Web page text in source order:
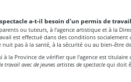
a-t-il besoin d'un permis de
ou tuteurs, à l’agence artistique et à la
est effectué dans des conditions socialement
pas à la santé, à la sécurité ou au bien-être
à la Province de vérifier que l’agence est titulaire
travail avec de jeunes artistes de spectacle qui doit